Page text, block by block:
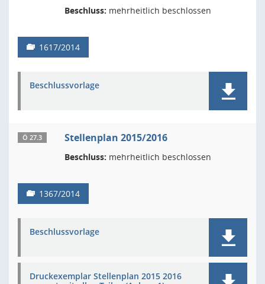
Beschluss: mehrheitlich beschlossen
1617/2014
Beschlussvorlage
Ö 27.3 Stellenplan 2015/2016
Beschluss: mehrheitlich beschlossen
1367/2014
Beschlussvorlage
Druckexemplar Stellenplan 2015 2016